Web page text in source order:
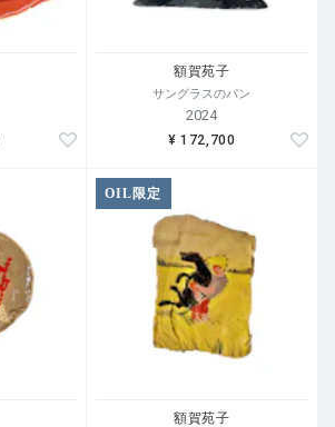
額賀苑子
サングラスのパン
2024
¥ 172,700
OIL限定
額賀苑子